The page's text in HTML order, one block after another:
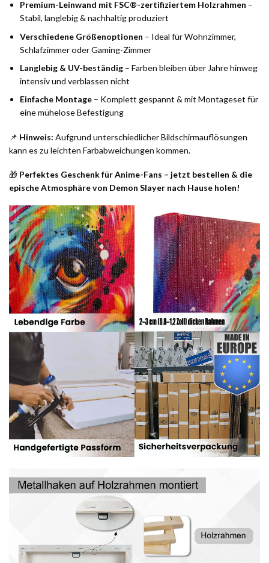
Premium-Leinwand mit FSC®-zertifiziertem Holzrahmen –
Stabil, langlebig & nachhaltig produziert
Verschiedene Größenoptionen – Ideal für Wohnzimmer,
Schlafzimmer oder Gaming-Zimmer
Langlebig & UV-beständig – Farben bleiben über Jahre hinweg
intensiv und verblassen nicht
Einfache Montage – Komplett gespannt & mit Montageset für
eine mühelose Befestigung
📌 Hinweis: Aufgrund unterschiedlicher Bildschirmauflösungen
kann es zu leichten Farbabweichungen kommen.
🎁 Perfektes Geschenk für Anime-Fans – jetzt bestellen & die
epische Atmosphäre von Demon Slayer nach Hause holen!